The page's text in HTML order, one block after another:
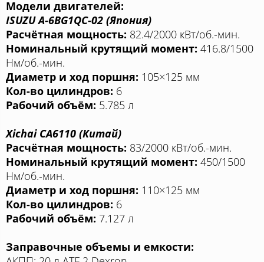
Модели двигателей:
ISUZU A-6BG1QC-02 (Япония)
Расчётная мощность: 82.4/2000 кВт/об.-мин.
Номинальный крутящий момент: 416.8/1500
Нм/об.-мин.
Диаметр и ход поршня: 105×125 мм
Кол-во цилиндров: 6
Рабочий объём: 5.785 л
Xichai CA6110 (Китай)
Расчётная мощность: 83/2000 кВт/об.-мин.
Номинальный крутящий момент: 450/1500
Нм/об.-мин.
Диаметр и ход поршня: 110×125 мм
Кол-во цилиндров: 6
Рабочий объём: 7.127 л
Заправочные объемы и емкости: